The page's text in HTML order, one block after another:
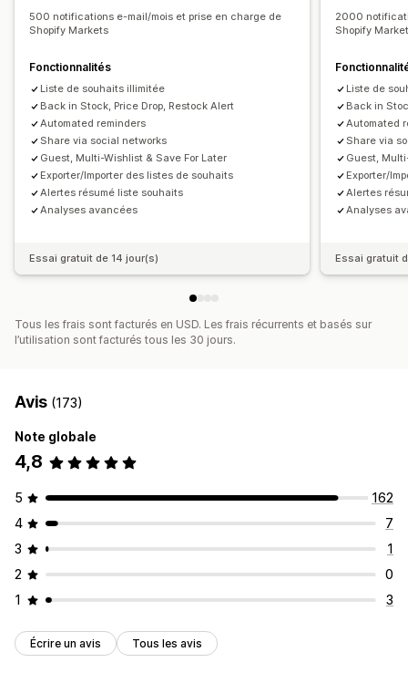
Analyse des conversions
Image de marque personnalisée
Mises en page personnalisées
Icônes personnalisées
Modèles d’e-mails
Alertes de stock
500 notifications e-mail/mois et prise en charge de
Shopify Markets
Fonctionnalités
Liste de souhaits illimitée
Back in Stock, Price Drop, Restock Alert
Automated reminders
Share via social networks
Guest, Multi-Wishlist & Save For Later
Exporter/Importer des listes de souhaits
Alertes résumé liste souhaits
Analyses avancées
Essai gratuit de 14 jour(s)
2000
Shopify
Liste de
Back in
Automated
Share via
Guest,
Exporter/
Alertes
Analyses
Essai gratuit
Tous les frais sont facturés en USD. Les frais récurrents et basés sur
l’utilisation sont facturés tous les 30 jours.
Avis (173)
Note globale
4,8
5
162
4
7
3
1
2
0
1
3
Écrire un avis Tous les avis